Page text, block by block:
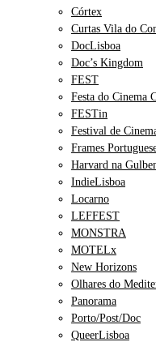
Córtex
Curtas Vila do
DocLisboa
Doc’s Kingdom
FEST
Festa do Cinema
FESTin
Festival de
Frames
Harvard na
IndieLisboa
Locarno
LEFFEST
MONSTRA
MOTELx
New Horizons
Olhares do
Panorama
Porto/Post/Doc
QueerLisboa